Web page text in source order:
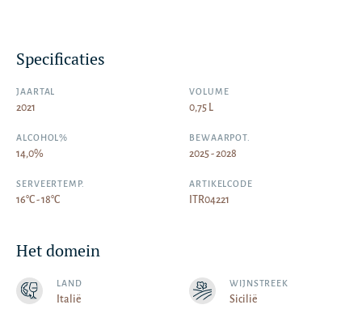
Specificaties
JAARTAL
2021
VOLUME
0,75 L
ALCOHOL%
14,0%
BEWAARPOT.
2025 - 2028
SERVEERTEMP.
16°C - 18°C
ARTIKELCODE
ITR04221
Het domein
LAND
Italië
WIJNSTREEK
Sicilië